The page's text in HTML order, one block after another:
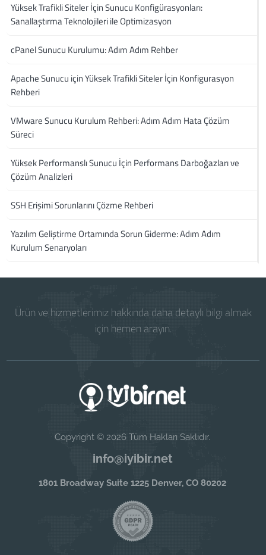
Yüksek Trafikli Siteler İçin Sunucu Konfigürasyonları:
Sanallaştırma Teknolojileri ile Optimizasyon
cPanel Sunucu Kurulumu: Adım Adım Rehber
Apache Sunucu için Yüksek Trafikli Siteler İçin Konfigurasyon
Rehberi
VMware Sunucu Kurulum Rehberi: Adım Adım Hata Çözüm
Süreci
Yüksek Performanslı Sunucu İçin Performans Darboğazları ve
Çözüm Analizleri
SSH Erişimi Sorunlarını Çözme Rehberi
Yazılım Geliştirme Ortamında Sorun Giderme: Adım Adım
Kurulum Senaryoları
Ürün ve hizmetlerimiz hakkında daha detaylı bilgi almak
için hemen arayın.
Copyright © 2026 Tüm Hakları Saklıdır.
info@iyibir.net
1801 Broadway Suite 1225 Denver, CO 80202